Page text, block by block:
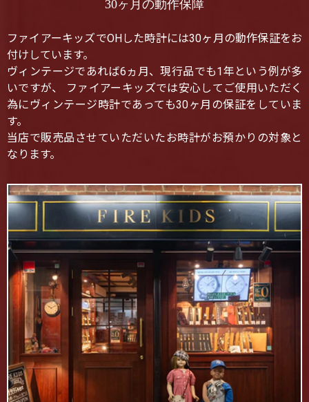
30ヶ月の動作保障
ファイアーキッズでOHした時計には30ヶ月の動作保証をお
付けしています。
ヴィンテージであれば6ヵ月、現行品でも1年という例が多
いですが、 ファイアーキッズでは安心してご使用いただく
為にヴィンテージ時計であっても30ヶ月の保証をしていま
す。
当店で販売品させていただいたお時計がお預かりの対象と
なります。